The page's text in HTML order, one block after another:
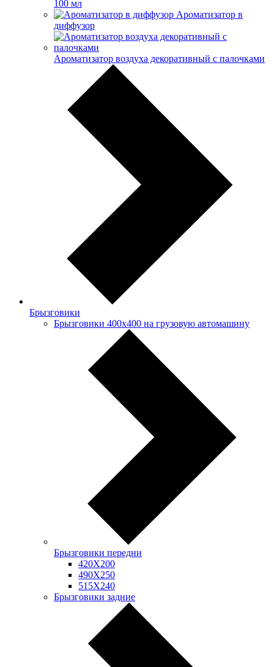
100 мл
Ароматизатор в
диффузор
Ароматизатор воздуха декоративный с палочками
Брызговики
Брызговики 400х400 на грузовую автомашину
Брызговики передни
420Х200
490Х250
515Х240
Брызговики задние